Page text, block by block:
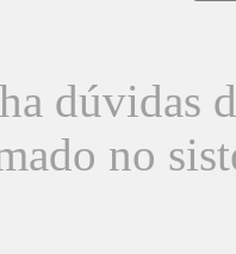
dúvidas
no